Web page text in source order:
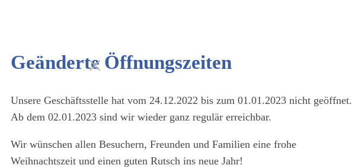
Geänderte Öffnungszeiten
Unsere Geschäftsstelle hat vom 24.12.2022 bis zum 01.01.2023 nicht geöffnet.
Ab dem 02.01.2023 sind wir wieder ganz regulär erreichbar.
Wir wünschen allen Besuchern, Freunden und Familien eine frohe
Weihnachtszeit und einen guten Rutsch ins neue Jahr!